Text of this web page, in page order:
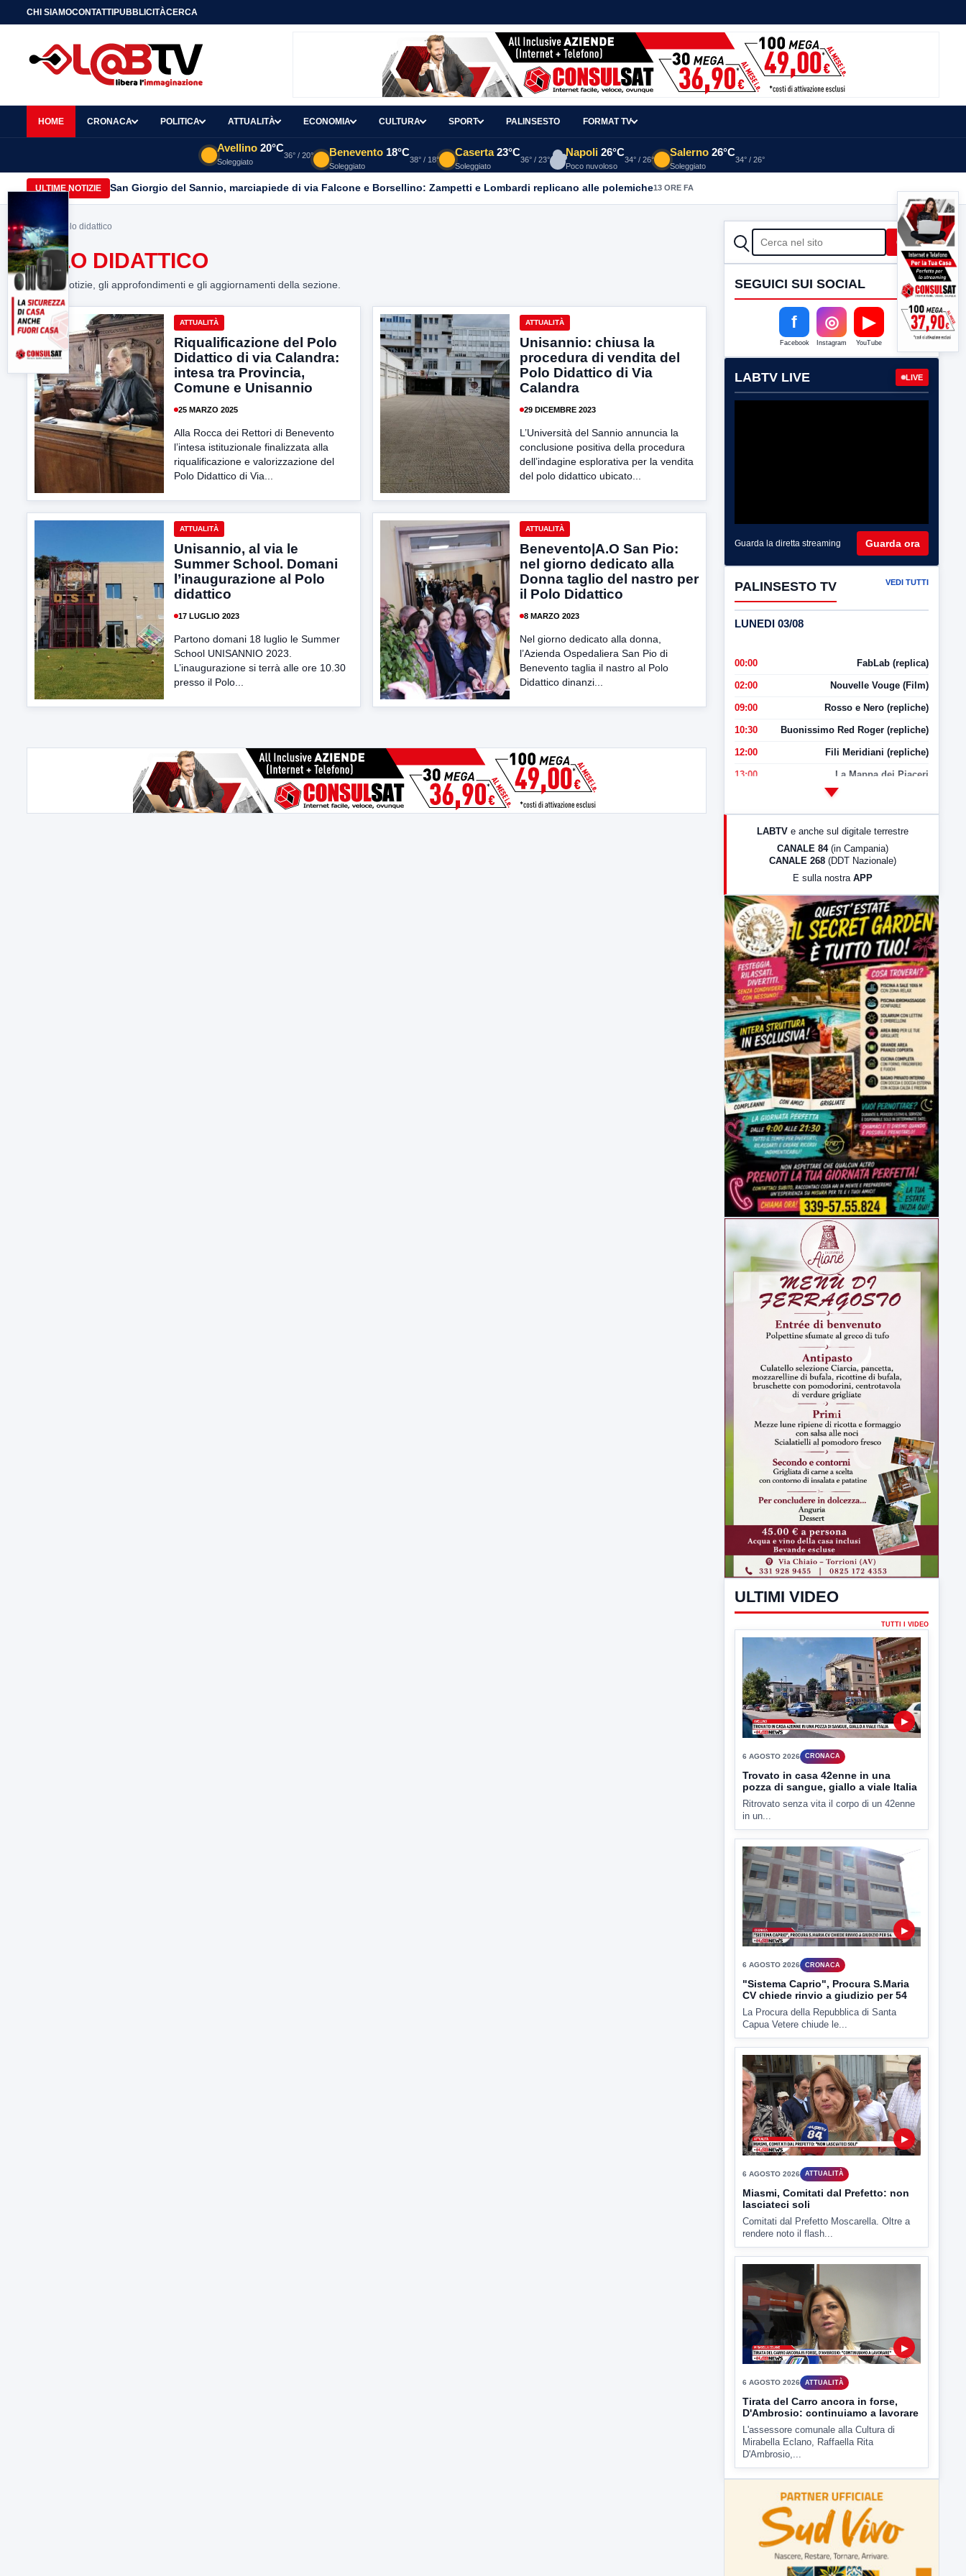
CHI SIAMOCONTATTIPUBBLICITÀCERCA
HOME CRONACA POLITICA ATTUALITÀ ECONOMIA CULTURA SPORT PALINSESTO FORMAT TV
Avellino 20°C
Soleggiato
36° / 20° Benevento 18°C
Soleggiato
38° / 18°
Caserta 23°C
Soleggiato
36° / 23°
Napoli 26°C
Poco nuvoloso
34° / 26°
Salerno 26°C
Soleggiato
34° / 26°
ULTIME NOTIZIE San Giorgio del Sannio, marciapiede di via Falcone e Borsellino: Zampetti e Lombardi replicano alle polemiche13 ORE FA
Home> polo didattico
POLO DIDATTICO
Tutte le notizie, gli approfondimenti e gli aggiornamenti della sezione.
ATTUALITÀ
Riqualificazione del Polo
Didattico di via Calandra:
intesa tra Provincia,
Comune e Unisannio
25 MARZO 2025
Alla Rocca dei Rettori di Benevento
l’intesa istituzionale finalizzata alla
riqualificazione e valorizzazione del
Polo Didattico di Via...
ATTUALITÀ
Unisannio: chiusa la
procedura di vendita del
Polo Didattico di Via
Calandra
29 DICEMBRE 2023
L’Università del Sannio annuncia la
conclusione positiva della procedura
dell’indagine esplorativa per la vendita
del polo didattico ubicato...
ATTUALITÀ
Unisannio, al via le
Summer School. Domani
l’inaugurazione al Polo
didattico
17 LUGLIO 2023
Partono domani 18 luglio le Summer
School UNISANNIO 2023.
L’inaugurazione si terrà alle ore 10.30
presso il Polo...
ATTUALITÀ
Benevento|A.O San Pio:
nel giorno dedicato alla
Donna taglio del nastro per
il Polo Didattico
8 MARZO 2023
Nel giorno dedicato alla donna,
l’Azienda Ospedaliera San Pio di
Benevento taglia il nastro al Polo
Didattico dinanzi...
CERCA Cerca
SEGUICI SUI SOCIAL
f
Facebook
◎
Instagram
▶
YouTube
LABTV LIVE LIVE
Guarda la diretta streaming Guarda ora
PALINSESTO TV VEDI TUTTI
LUNEDI 03/08
00:00 FabLab (replica)
02:00 Nouvelle Vouge (Film)
09:00 Rosso e Nero (repliche)
10:30 Buonissimo Red Roger (repliche)
12:00 Fili Meridiani (repliche)
13:00 La Mappa dei Piaceri
LabNews (Diretta)
23:00 LabNews (replica)
LABTV e anche sul digitale terrestre
CANALE 84 (in Campania)
CANALE 268 (DDT Nazionale)
E sulla nostra APP
ULTIMI VIDEO
TUTTI I VIDEO
▶
Trovato in casa 42enne in una
pozza di sangue, giallo a viale Italia
Ritrovato senza vita il corpo di un 42enne
in un...
6 AGOSTO 2026
"Sistema Caprio", Procura S.Maria
CV chiede rinvio a giudizio per 54
La Procura della Repubblica di Santa
Capua Vetere chiude le...
6 AGOSTO 2026 ATTUALITÀ
Miasmi, Comitati dal Prefetto: non
lasciateci soli
Comitati dal Prefetto Moscarella. Oltre a
rendere noto il flash...
Tirata del Carro ancora in forse,
D'Ambrosio: continuiamo a lavorare
L'assessore comunale alla Cultura di
Mirabella Eclano, Raffaella Rita
D'Ambrosio,...